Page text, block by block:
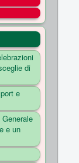
di
e
e un